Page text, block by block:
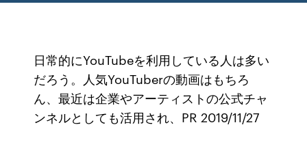
日常的にYouTubeを利用している人は多い
だろう。人気YouTuberの動画はもちろ
ん、最近は企業やアーティストの公式チャ
ンネルとしても活用され、PR 2019/11/27